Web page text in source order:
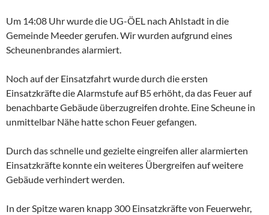
Um 14:08 Uhr wurde die UG-ÖEL nach Ahlstadt in die
Gemeinde Meeder gerufen. Wir wurden aufgrund eines
Scheunenbrandes alarmiert.
Noch auf der Einsatzfahrt wurde durch die ersten
Einsatzkräfte die Alarmstufe auf B5 erhöht, da das Feuer auf
benachbarte Gebäude überzugreifen drohte. Eine Scheune in
unmittelbar Nähe hatte schon Feuer gefangen.
Durch das schnelle und gezielte eingreifen aller alarmierten
Einsatzkräfte konnte ein weiteres Übergreifen auf weitere
Gebäude verhindert werden.
In der Spitze waren knapp 300 Einsatzkräfte von Feuerwehr,